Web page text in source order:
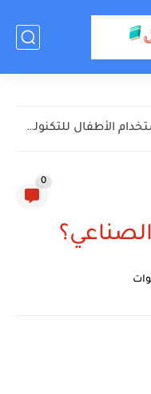
الإفراط في استخدام الأطفال للتكنولوجيا: الأضرار والحلول
0